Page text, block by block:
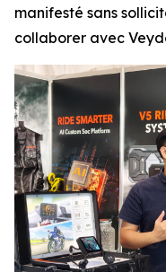
manifesté sans
collaborer avec